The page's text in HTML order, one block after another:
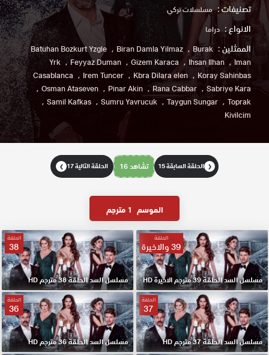
تصنيفات : مسلسلات تركي
الانواع : دراما
الممثلين : Batuhan Bozkurt Yzgle Biran Damla Yilmaz
Burak
Yrk
Feyyaz Duman Gizem Karaca Ihsan Ilhan
Iman
Casablanca
Irem Tuncer Kbra Dilara elen
Koray Sahinbas
Osman Ataseven
Pinar Akin Rana Cabbar
Sabriye Kara
Samil Kafkas
Sumru Yavrucuk Taygun Sungar
Toprak
Kivilcim
❮ الحلقة السابقة 15 تشاهد 16 الحلقة التالية 17 ❯
الموسم 1 مترجم
الحلقة
39 والاخيرة
مسلسل السد الحلقة 39 مترجم الاخيرة HD
الحلقة
38
مسلسل السد الحلقة 38 مترجم HD
الحلقة
37
مسلسل السد الحلقة 37 مترجم HD
الحلقة
36
مسلسل السد الحلقة 36 مترجم HD